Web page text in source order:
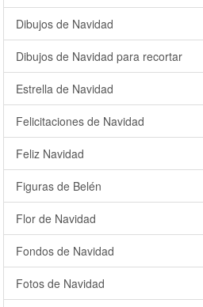
Dibujos de Navidad
Dibujos de Navidad para recortar
Estrella de Navidad
Felicitaciones de Navidad
Feliz Navidad
Figuras de Belén
Flor de Navidad
Fondos de Navidad
Fotos de Navidad